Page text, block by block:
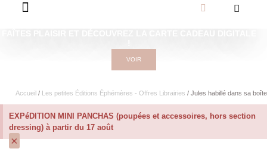
VOIR
Accueil / Les petites Éditions Éphémères - Offres Librairies / Jules habillé dans sa boîte
EXPéDITION MINI PANCHAS (poupées et accessoires, hors section
dressing) à partir du 17 août
×